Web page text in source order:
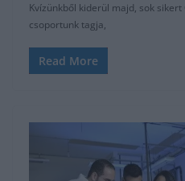
Kvízünkből kiderül majd, sok sikert
csoportunk tagja,
Read More